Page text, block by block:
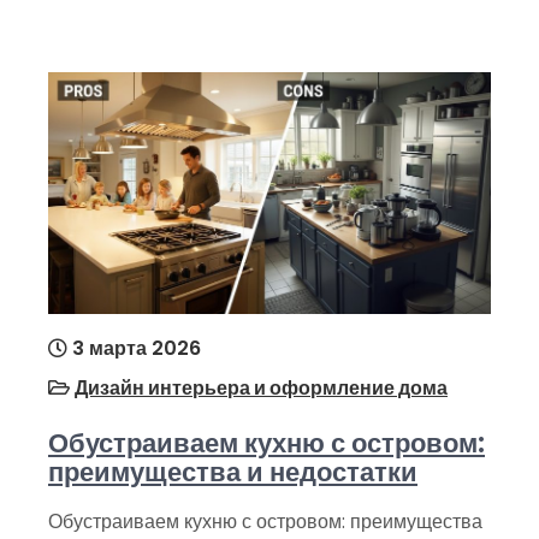
3 марта 2026
Дизайн интерьера и оформление дома
Обустраиваем кухню с островом:
преимущества и недостатки
Обустраиваем кухню с островом: преимущества